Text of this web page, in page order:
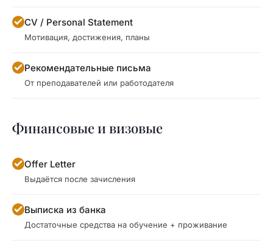
CV / Personal Statement
Мотивация, достижения, планы
Рекомендательные письма
От преподавателей или работодателя
Финансовые и визовые
Offer Letter
Выдаётся после зачисления
Выписка из банка
Достаточные средства на обучение + проживание